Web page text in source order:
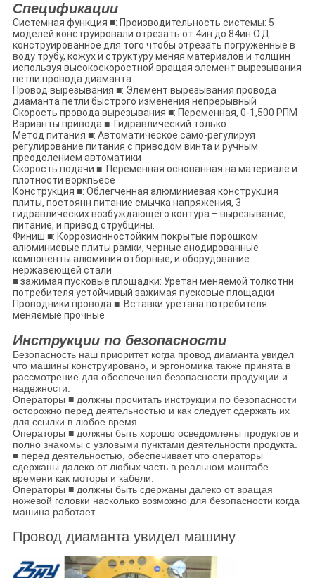
Спецификации
Системная функция ■: Производительность системы: 5
моделей конструировали отрезать от 4ин до 84ин О.Д.
конструированное для того чтобы отрезать погруженные в
воду трубу, кожух и структуру меняя материалов и толщин
используя высокоскоростной вращая элемент вырезывания
петли провода диаманта
Провод вырезывания ■: Элемент вырезывания провода
диаманта петли быстрого изменения непрерывный
Скорость провода вырезывания ■: Переменная, 0-1,500 РПМ
Варианты привода■: Гидравлический только
Метод питания ■: Автоматическое само-регулируя
регулирование питания с приводом винта и ручным
преодолением автоматики
Скорость подачи ■: Переменная основанная на материале и
плотности воркпьесе
Конструкция ■: Облегченная алюминиевая конструкция
плиты, постоянн питание смычка напряжения, 3
гидравлических возбуждающего контура – вырезывание,
питание, и привод струбцины.
Финиш ■: Коррозионностойким покрытые порошком
алюминиевые плиты рамки, черные анодированные
компоненты алюминия отборные, и оборудование
нержавеющей стали
■зажимая пусковые площадки: Уретан меняемой толкотни
потребителя устойчивый зажимая пусковые площадки
Проводники провода■: Вставки уретана потребителя
меняемые прочные
Инструкции по безопасности
Безопасность наш приоритет когда провод диаманта увидел
что машины конструировано, и эргономика также принята в
рассмотрение для обеспечения безопасности продукции и
надежности.
Операторы ■ должны прочитать инструкции по безопасности
осторожно перед деятельностью и как следует сдержать их
для ссылки в любое время.
Операторы ■ должны быть хорошо осведомлены продуктов и
полно знакомы с узловыми пунктами деятельности продукта.
■ перед деятельностью, обеспечивает что операторы
сдержаны далеко от любых часть в реальном маштабе
времени как моторы и кабели.
Операторы ■ должны быть сдержаны далеко от вращая
ножевой головки насколько возможно для безопасности когда
машина работает.
Провод диаманта увидел машину